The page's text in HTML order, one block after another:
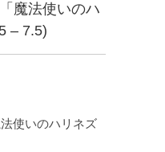
魔法使いのハ
– 7.5)
使いのハリネズ